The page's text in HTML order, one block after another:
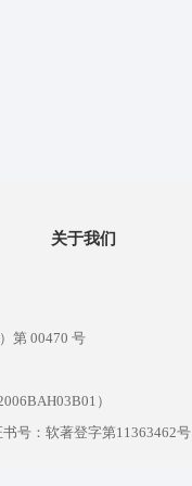
关于我们
第 00470 号
）
号：软著登字第11363462号